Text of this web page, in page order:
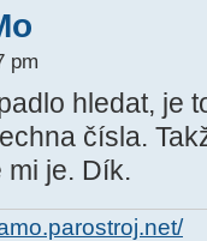
pm
hledat, je
čísla.
mi je. Dík.